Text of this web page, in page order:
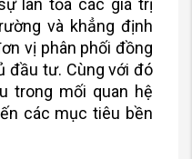
lan tỏa các giá trị
và khẳng định
vị phân phối đồng
đầu tư. Cùng với đó
trong mối quan hệ
các mục tiêu bền